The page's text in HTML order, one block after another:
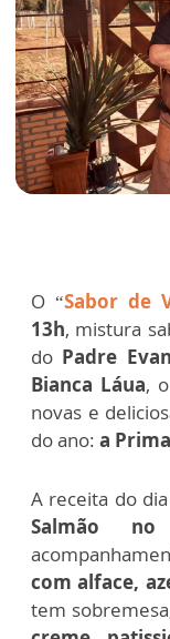
O “Sabor de
13h, mistura
do Padre
Bianca Láua,
novas e
do ano: a
A receita do
Salmão no
com alface,
tem